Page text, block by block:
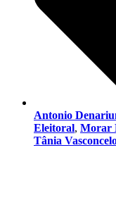
Antonio
Eleitoral, Morar
Tânia